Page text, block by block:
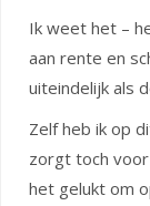
Ik weet het –
aan rente en
uiteindelijk als
Zelf heb ik op
zorgt toch
het gelukt om